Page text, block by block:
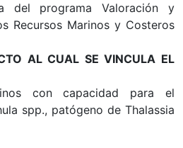
del programa Valoración y
Recursos Marinos y Costeros
AL CUAL SE VINCULA EL
con capacidad para el
spp., patógeno de Thalassia